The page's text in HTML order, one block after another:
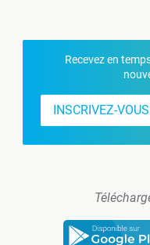
Recevez en
INSCRIVEZ-